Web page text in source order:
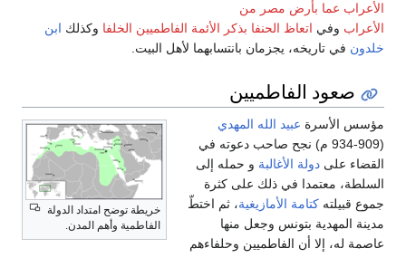
الأعراب عما بأرض مصر من
الأعراب وفي اتعاظ الحنفا بذكر الأئمة الفاطميين الخلفا وكذلك ابن
خلدون في تاريخه، يجزمان بانتسابهما لأهل البيت.
صعود الفاطميين
خريطة توضح امتداد الدولة
الفاطمية وأهم المدن.
مؤسس الأسرة عبيد الله المهدي
(909-934 م) نجح صاحب دعوته في
القضاء على دولة الأغالبة و حمله إلى
السلطة، معتمدا في ذلك على كثرة
جموع قبيلته كتامة الأمازيغية، ثم اختطّ
مدينة المهدية بتونس وجعل منها
عاصمة له، إلا أن الفاطميين وحلفاءهم